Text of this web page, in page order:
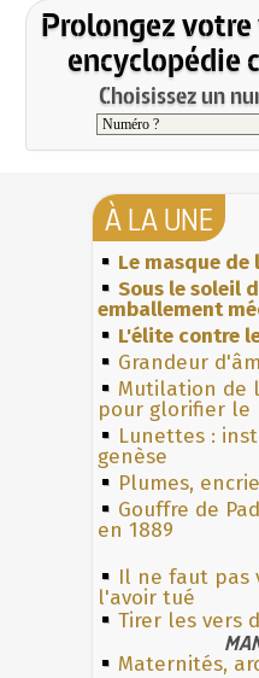
Prolongez
encyclopédie
Choisissez un
À LA UNE
Le masque
Sous le soleil
emballement
L'élite contre
Grandeur
Mutilation de
pour glorifier le
Lunettes :
genèse
Plumes,
Gouffre de
en 1889
Il ne faut pas
l'avoir tué
Tirer les vers
Maternités,